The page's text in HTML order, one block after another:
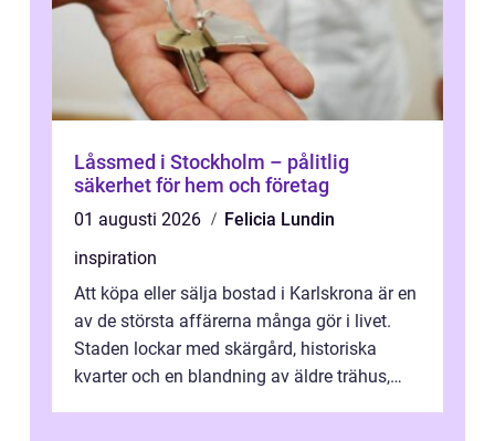
Låssmed i Stockholm – pålitlig
säkerhet för hem och företag
01 augusti 2026
Felicia Lundin
inspiration
Att köpa eller sälja bostad i Karlskrona är en
av de största affärerna många gör i livet.
Staden lockar med skärgård, historiska
kvarter och en blandning av äldre trähus,